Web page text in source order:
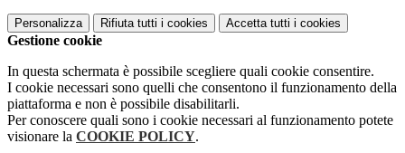
Personalizza Rifiuta tutti i cookies Accetta tutti i cookies
Gestione cookie
In questa schermata è possibile scegliere quali cookie consentire.
I cookie necessari sono quelli che consentono il funzionamento della
piattaforma e non è possibile disabilitarli.
Per conoscere quali sono i cookie necessari al funzionamento potete
visionare la COOKIE POLICY.